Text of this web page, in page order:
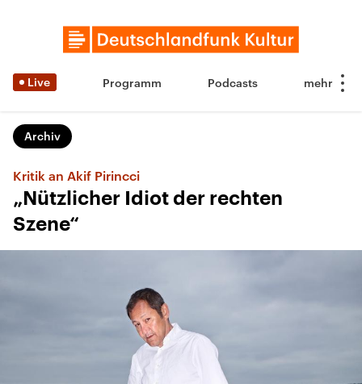
Live Programm Podcasts
Archiv
Kritik an Akif Pirincci
„Nützlicher Idiot der rechten
Szene“